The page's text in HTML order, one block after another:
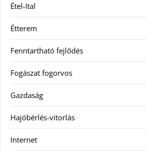
Étel-Ital
Étterem
Fenntartható fejlődés
Fogászat fogorvos
Gazdaság
Hajóbérlés-vitorlás
Internet